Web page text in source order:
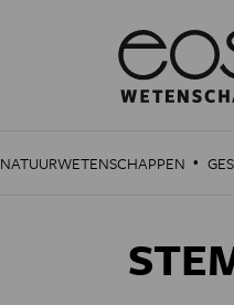
NATUURWETENSCHAPPEN ·